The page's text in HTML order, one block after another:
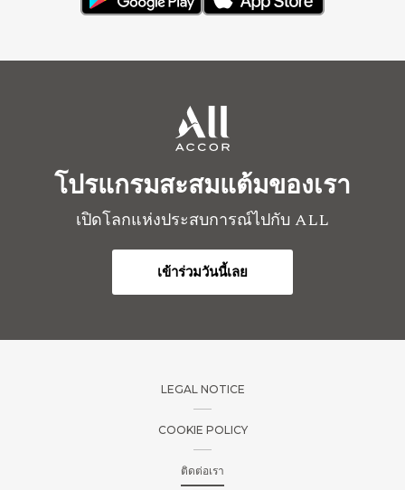
LEGAL NOTICE
COOKIE POLICY
ติดต่อเรา
โปรแกรมสะสมแต้มของเรา
เปิดโลกแห่งประสบการณ์ไปกับ ALL
เข้าร่วมวันนี้เลย